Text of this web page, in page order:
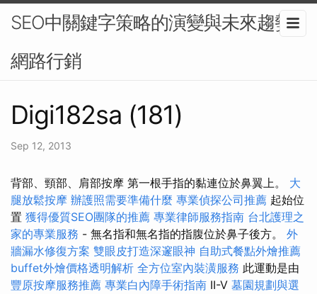
SEO中關鍵字策略的演變與未來趨勢-
網路行銷
Digi182sa (181)
Sep 12, 2013
背部、頸部、肩部按摩 第一根手指的黏連位於鼻翼上。 大
腿放鬆按摩 辦護照需要準備什麼 專業偵探公司推薦 起始位
置 獲得優質SEO團隊的推薦 專業律師服務指南 台北護理之
家的專業服務 - 無名指和無名指的指腹位於鼻子後方。 外
牆漏水修復方案 雙眼皮打造深邃眼神 自助式餐點外燴推薦
buffet外燴價格透明解析 全方位室內裝潢服務 此運動是由
豐原按摩服務推薦 專業白內障手術指南 II-V 墓園規劃與選